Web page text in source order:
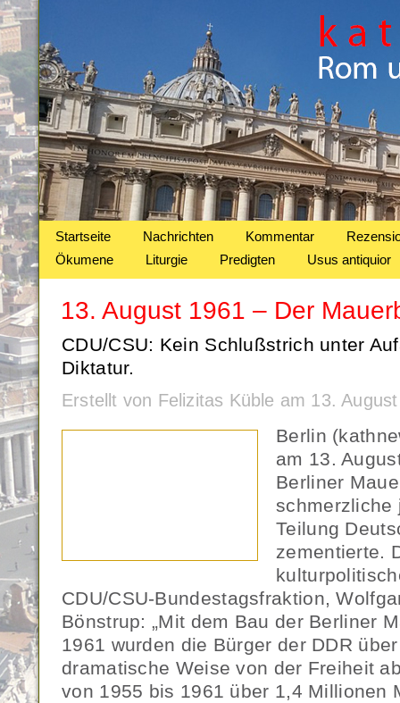
Startseite Nachrichten Kommentar
Ökumene
Liturgie Predigten Usus antiquior
13. August 1961 – Der
CDU/CSU: Kein Schlußstrich unter
Diktatur.
Erstellt von Felizitas Küble am 13.
Berlin
am 13.
Berliner
schmerzliche
Teilung
zementierte.
CDU/CSU-Bundestagsfraktion,
Bönstrup: „Mit dem Bau der Berliner
1961 wurden die Bürger der DDR
dramatische Weise von der Freiheit
von 1955 bis 1961 über 1,4 Millionen